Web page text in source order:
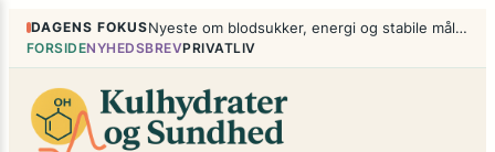
Spring
indhold
DAGENS FOKUS Nyeste om blodsukker, energi og stabile måltider
FORSIDENYHEDSBREVPRIVATLIV